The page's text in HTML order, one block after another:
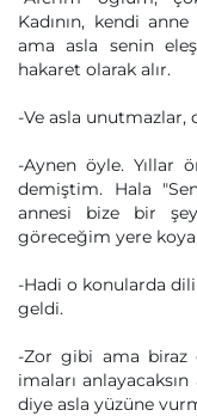
Kadının, kendi
ama asla senin
hakaret olarak alır.
-Ve asla unutmazlar,
-Aynen öyle. Yıllar
demiştim. Hala
annesi bize bir
göreceğim yere
-Hadi o konularda
geldi.
-Zor gibi ama biraz
imaları
diye asla yüzüne